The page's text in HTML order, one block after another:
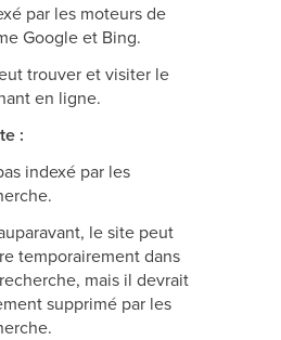
par les moteurs de
Google et Bing.
trouver et visiter le
en ligne.
:
indexé par les
le site peut
temporairement dans
mais il devrait
supprimé par les